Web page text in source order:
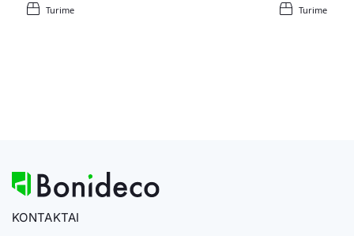
Turime Turime
KONTAKTAI